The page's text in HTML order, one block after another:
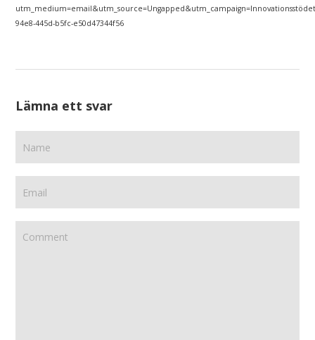
94e8-445d-b5fc-e50d47344f56
Lämna ett svar